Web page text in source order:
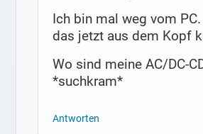
Ich bin mal weg vom
das jetzt aus dem Kopf
Wo sind meine AC/DC-
*suchkram*
Antworten